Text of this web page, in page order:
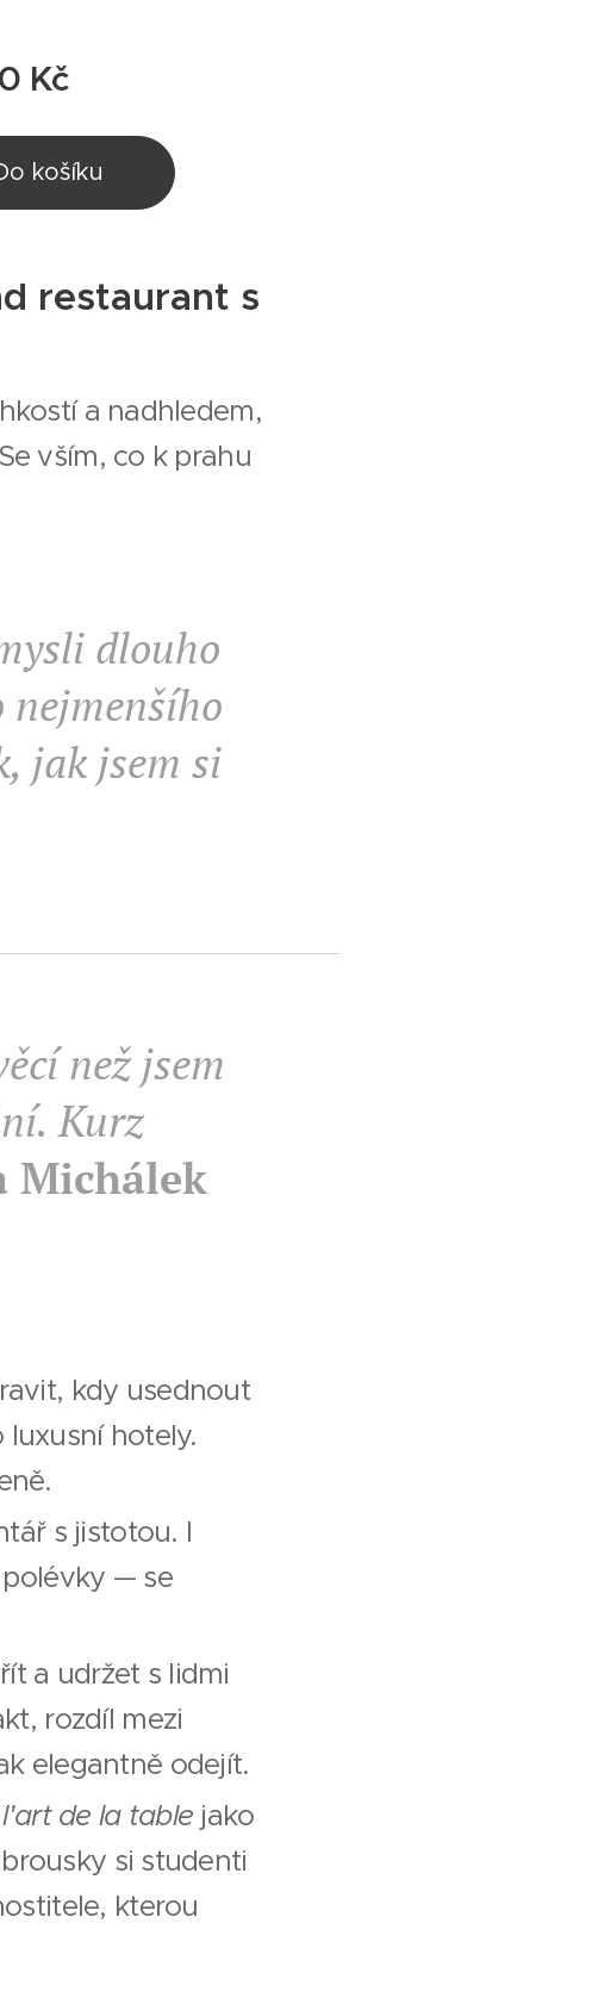
Kč
košíku
restaurant s
a nadhledem,
vším, co k prahu
dlouho
jak jsem si
než jsem
Kurz
Michálek
kdy usednout
hotely.
s jistotou. I
— se
a udržet s lidmi
rozdíl mezi
elegantně odejít.
l'art de la table jako
si studenti
kterou